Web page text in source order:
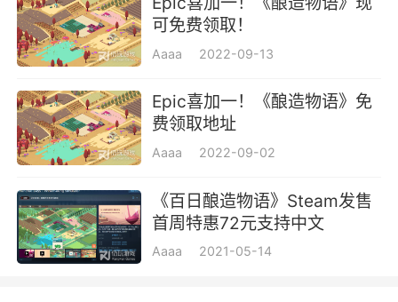
可免费领取！
Aaaa 2022-09-13
Epic喜加一！《酿造物语》免
费领取地址
Aaaa 2022-09-02
《百日酿造物语》Steam发售
首周特惠72元支持中文
Aaaa 2021-05-14